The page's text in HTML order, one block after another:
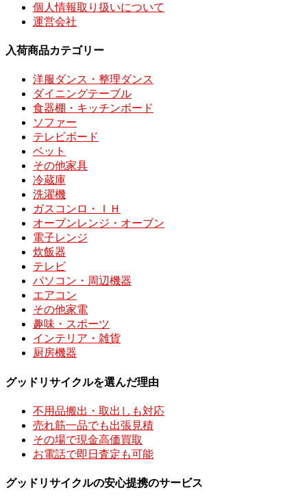
個人情報取り扱いについて
運営会社
入荷商品カテゴリー
洋服ダンス・整理ダンス
ダイニングテーブル
食器棚・キッチンボード
ソファー
テレビボード
ベット
その他家具
冷蔵庫
洗濯機
ガスコンロ・ＩＨ
オーブンレンジ・オーブン
電子レンジ
炊飯器
テレビ
パソコン・周辺機器
エアコン
その他家電
趣味・スポーツ
インテリア・雑貨
厨房機器
グッドリサイクルを選んだ理由
不用品搬出・取出しも対応
売れ筋一品でも出張見積
その場で現金高価買取
お電話で即日査定も可能
グッドリサイクルの安心提携のサービス